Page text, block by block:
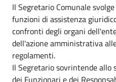
Il Segretario Comunale
funzioni di assistenza
confronti degli organi
dell'azione amministrativa
regolamenti.
Il Segretario sovrintende allo
dei Funzionari e dei